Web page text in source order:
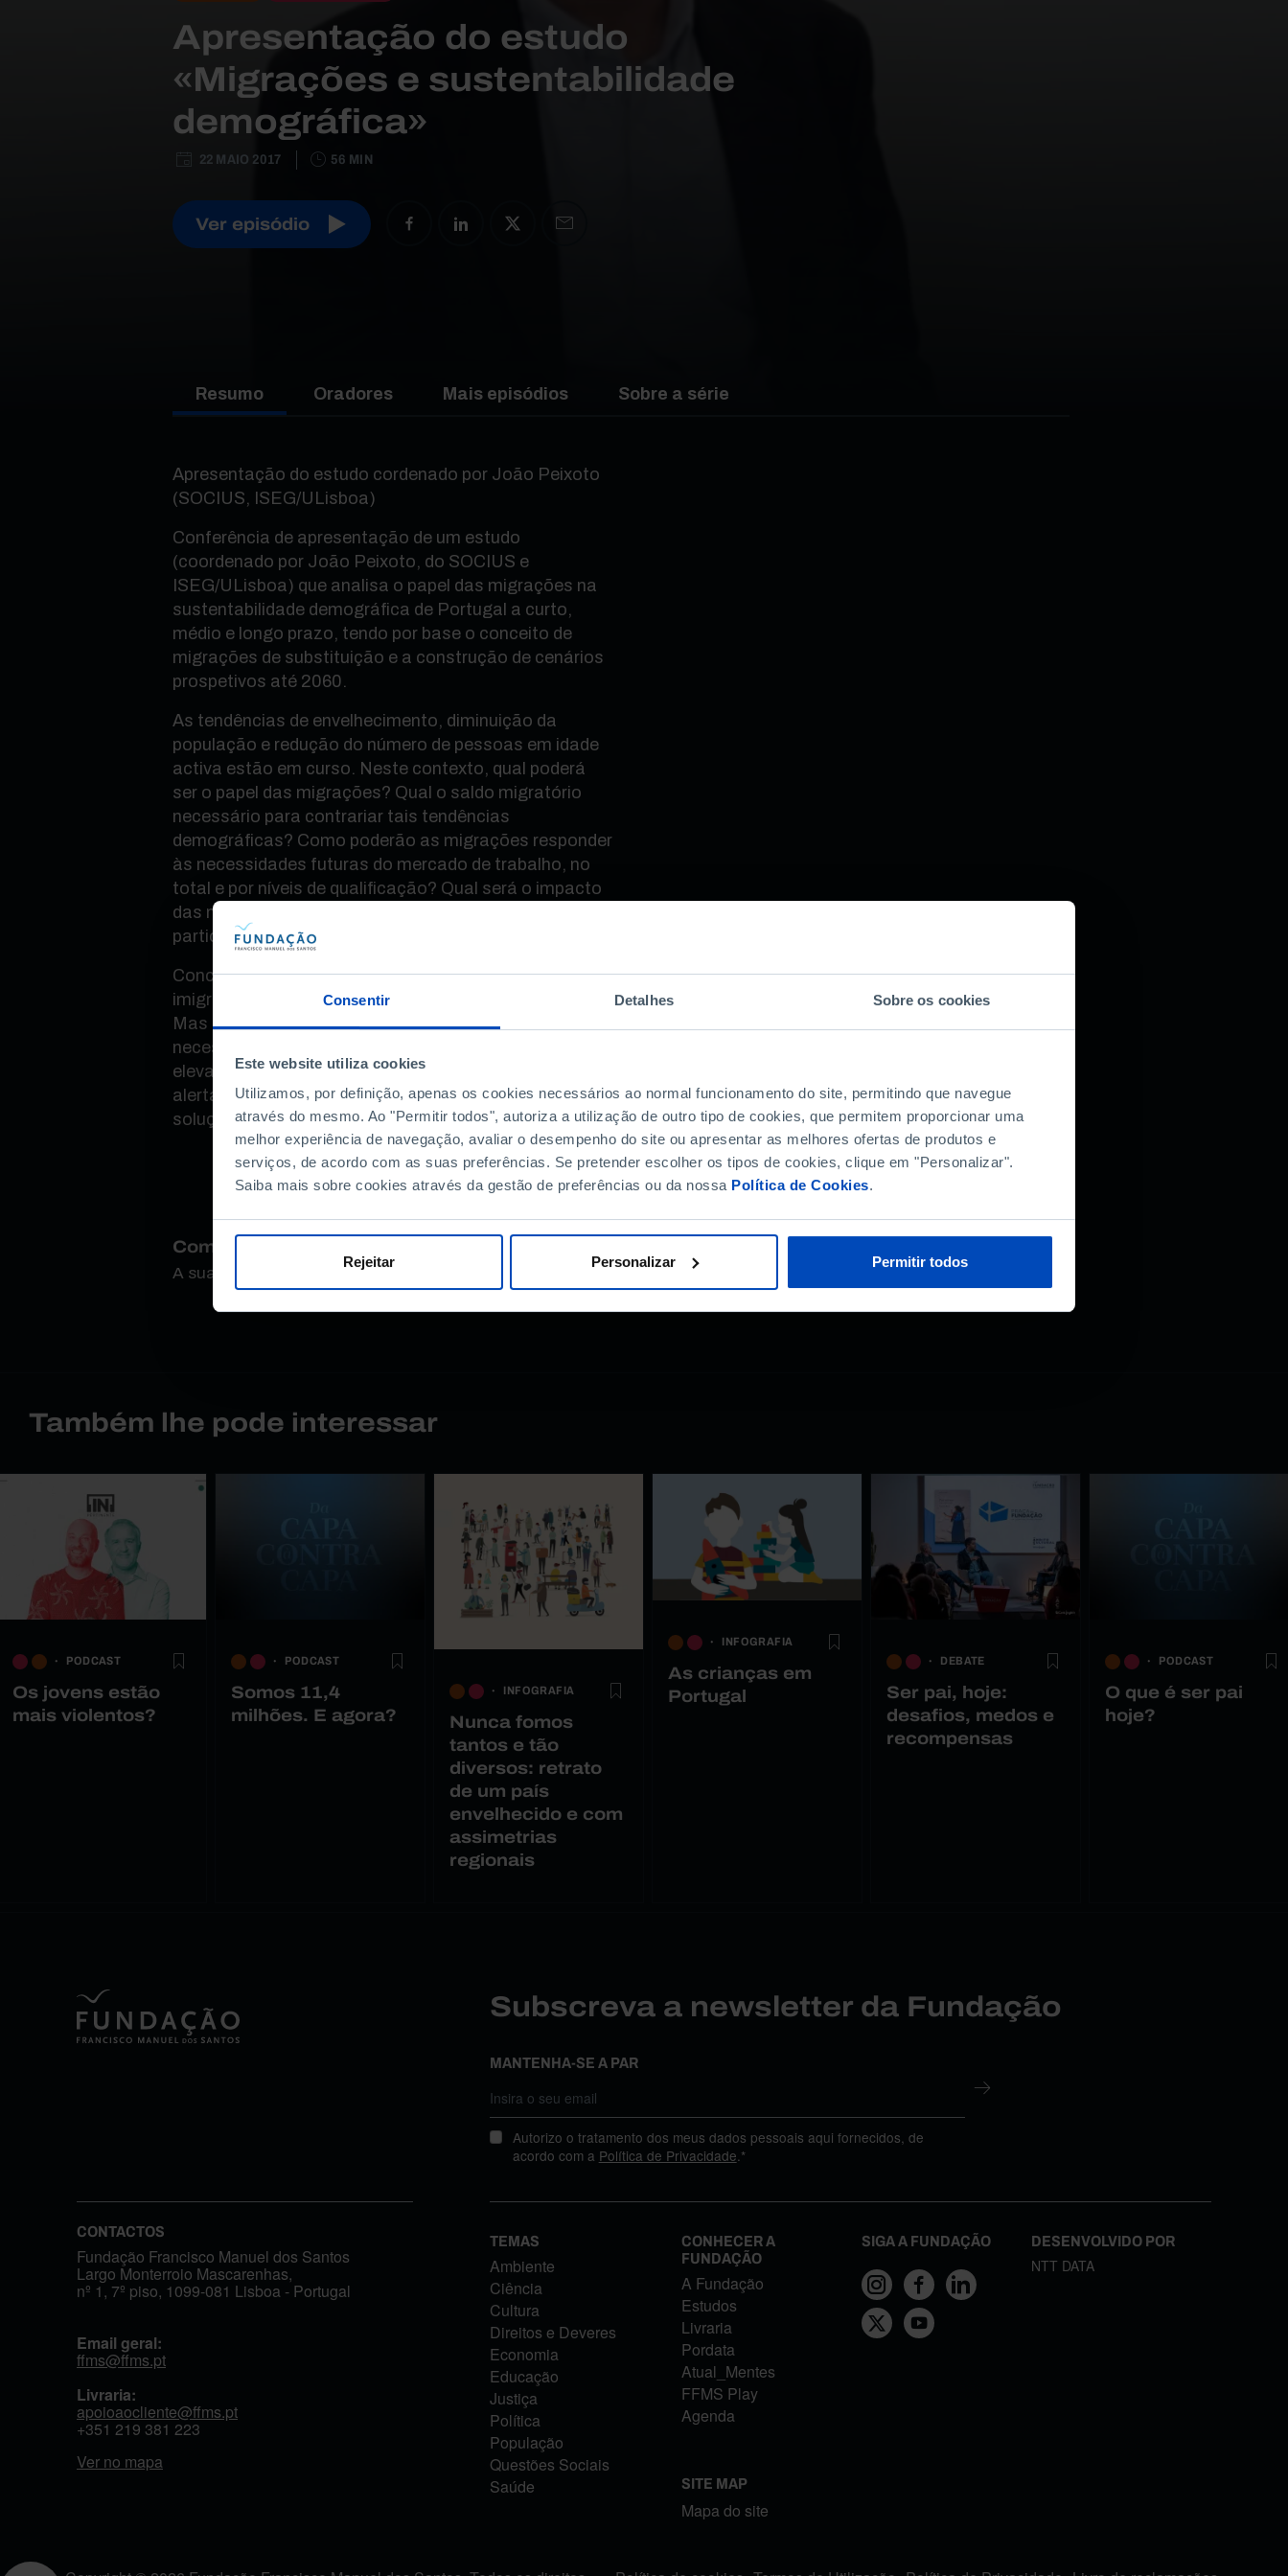
Consentir Detalhes Sobre os cookies
Este website utiliza cookies
Utilizamos, por definição, apenas os cookies necessários ao normal funcionamento do site, permitindo que navegue
através do mesmo. Ao "Permitir todos", autoriza a utilização de outro tipo de cookies, que permitem proporcionar uma
melhor experiência de navegação, avaliar o desempenho do site ou apresentar as melhores ofertas de produtos e
serviços, de acordo com as suas preferências. Se pretender escolher os tipos de cookies, clique em "Personalizar".
Saiba mais sobre cookies através da gestão de preferências ou da nossa Política de Cookies.
Rejeitar Personalizar Permitir todos
Apresentação do estudo
«Migrações e sustentabilidade
demográfica»
22 MAIO 2017 56 MIN
Ver episódio
Resumo Oradores Mais episódios Sobre a série
Apresentação do estudo cordenado por João Peixoto
(SOCIUS, ISEG/ULisboa)
Conferência de apresentação de um estudo
(coordenado por João Peixoto, do SOCIUS e
ISEG/ULisboa) que analisa o papel das migrações na
sustentabilidade demográfica de Portugal a curto,
médio e longo prazo, tendo por base o conceito de
migrações de substituição e a construção de cenários
prospetivos até 2060.
As tendências de envelhecimento, diminuição da
população e redução do número de pessoas em idade
activa estão em curso. Neste contexto, qual poderá
ser o papel das migrações? Qual o saldo migratório
necessário para contrariar tais tendências
demográficas? Como poderão as migrações responder
às necessidades futuras do mercado de trabalho, no
total e por níveis de qualificação? Qual será o impacto
das migrações no sistema da Segurança Social, em
particular no subsistema de pensões de velhice?
Conclui-se que o país deve manter-se aberto à
imigração e resistente a uma emigração volumosa.
Mas ao estabelecer que os níveis de migração
necessária são, em certos cenários, bem mais
elevados do que os conhecidos até hoje, o estudo
alerta também para a necessidade de procurar outras
soluções.
Como avalia este conteúdo?
A sua opinião é importante.
Também lhe pode interessar
PODCAST
Os jovens estão
mais violentos?
PODCAST
Somos 11,4
milhões. E agora?
INFOGRAFIA
Nunca fomos
tantos e tão
diversos: retrato
de um país
envelhecido e com
assimetrias
regionais
INFOGRAFIA
As crianças em
Portugal
DEBATE
Ser pai, hoje:
desafios, medos e
recompensas
PODCAST
O que é ser pai
hoje?
Subscreva a newsletter da Fundação
MANTENHA-SE A PAR
Autorizo o tratamento dos meus dados pessoais aqui fornecidos, de
acordo com a Política de Privacidade .*
CONTACTOS
Fundação Francisco Manuel dos Santos
Largo Monterroio Mascarenhas,
nº 1, 7º piso, 1099-081 Lisboa - Portugal
Email geral:
ffms@ffms.pt
Livraria:
apoioaocliente@ffms.pt
+351 219 381 223
Ver no mapa
TEMAS
Ambiente
Ciência
Cultura
Direitos e Deveres
Economia
Educação
Justiça
Política
População
Questões Sociais
Saúde
CONHECER A
FUNDAÇÃO
A Fundação
Estudos
Livraria
Pordata
Atual_Mentes
FFMS Play
Agenda
SITE MAP
Mapa do site
SIGA A FUNDAÇÃO DESENVOLVIDO POR
NTT DATA